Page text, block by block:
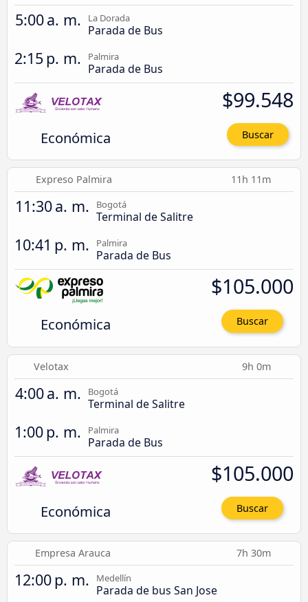
5:00 a. m. La Dorada
Parada de Bus
2:15 p. m. Palmira
Parada de Bus
Económica
$99.548
Buscar
Expreso Palmira 11h 11m
11:30 a. m. Bogotá
Terminal de Salitre
10:41 p. m. Palmira
Parada de Bus
Económica
$105.000
Buscar
Velotax 9h 0m
4:00 a. m. Bogotá
Terminal de Salitre
1:00 p. m. Palmira
Parada de Bus
Económica
$105.000
Buscar
Empresa Arauca 7h 30m
12:00 p. m. Medellín
Parada de bus San Jose